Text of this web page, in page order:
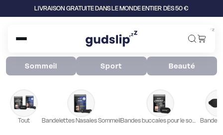
LIVRAISON GRATUITE DANS LE MONDE ENTIER DÈS 50 €
zz
Sommeil Sport Beauté
Tout Bandelettes Nasales Sommeil Bandes buccales pour le sommeil